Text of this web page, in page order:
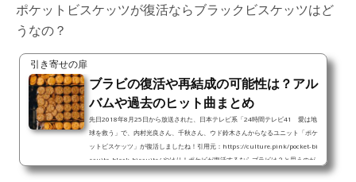
ポケットビスケッツが復活ならブラックビスケッツはど
うなの？
引き寄せの扉
ブラビの復活や再結成の可能性は？アル
バムや過去のヒット曲まとめ
先日2018年8月25日から放送された、日本テレビ系「24時間テレビ41 愛は地
球を救う」で、内村光良さん、千秋さん、ウド鈴木さんからなるユニット「ポケ
ットビスケッツ」が復活しましたね！引用元：https://culture.pink/pocket-bi
scuits-black-biscuits/ やはり！ポケビが復活するならブラビは？と思うのが
ファンの心理ですよね。引用元：http://gensun.org/pid/94075今回はブラック